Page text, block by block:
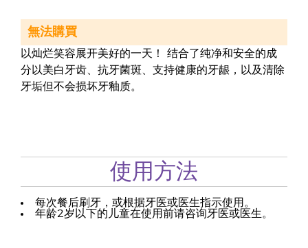
以灿烂笑容展开美好的一天！ 结合了纯净和安全的成
分以美白牙齿、抗牙菌斑、支持健康的牙龈，以及清除
牙垢但不会损坏牙釉质。
無法購買
使用方法
每次餐后刷牙，或根据牙医或医生指示使用。
年龄2岁以下的儿童在使用前请咨询牙医或医生。